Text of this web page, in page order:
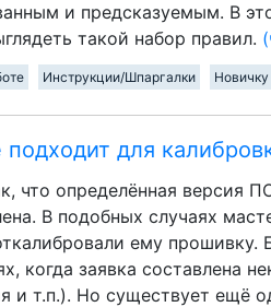
и предсказуемым. В
такой набор правил.
Инструкции/Шпаргалки Новичку
для
что определённая версия
В подобных случаях
ему прошивку.
когда заявка составлена
и т.п.). Но существует ещё